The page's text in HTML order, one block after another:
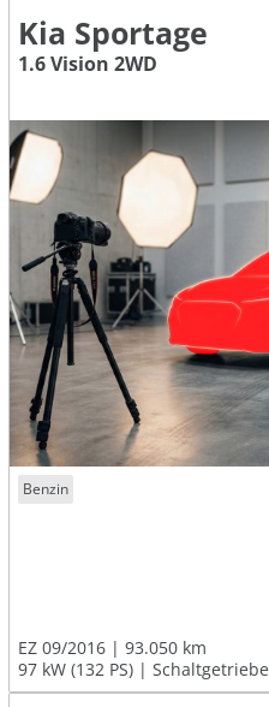
Kia Sportage
1.6 Vision 2WD
Benzin
EZ 09/2016
93.050 km
97 kW (132 PS)
Schaltgetriebe